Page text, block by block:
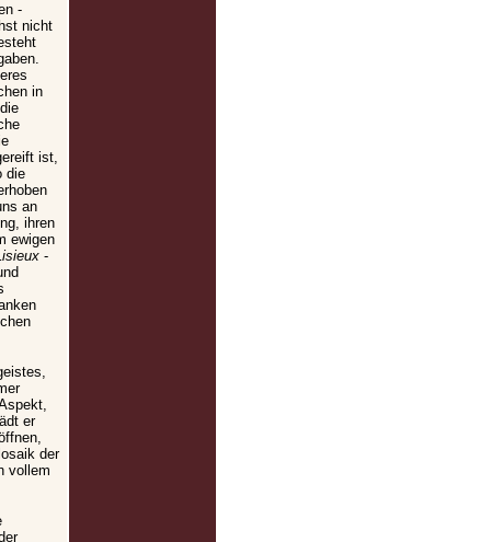
-
nicht
in
ist,
die
an
ihren
ewigen
-
er
der
vollem